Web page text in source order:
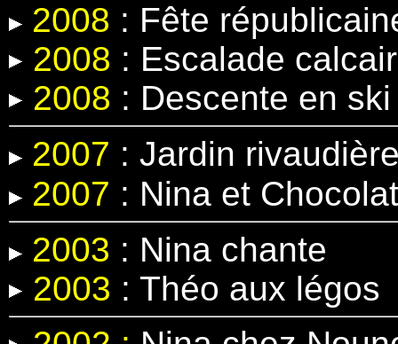
2008 : Fête
2008 : Escalade
2008 : Descente en
2007 : Jardin
2007 : Nina et Chocolat
2003 : Nina chante
2003 : Théo aux légos